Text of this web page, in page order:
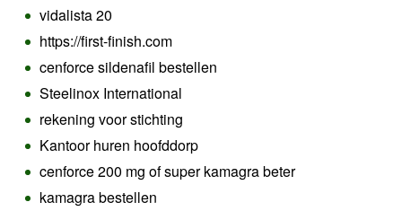
vidalista 20
https://first-finish.com
cenforce sildenafil bestellen
Steelinox International
rekening voor stichting
Kantoor huren hoofddorp
cenforce 200 mg of super kamagra beter
kamagra bestellen